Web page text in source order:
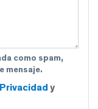
como spam,
mensaje.
y